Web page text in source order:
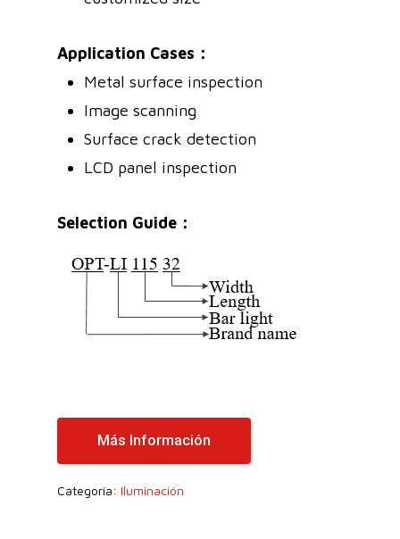
Application Cases：
Metal surface inspection
Image scanning
Surface crack detection
LCD panel inspection
Selection Guide：
Más Información
Categoría: Iluminación